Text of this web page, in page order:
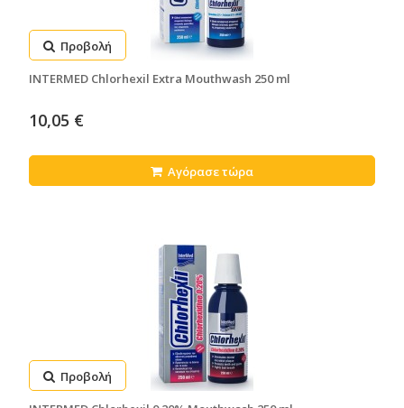
Προβολή
INTERMED Chlorhexil Extra Mouthwash 250 ml
10,05 €
Αγόρασε τώρα
Προβολή